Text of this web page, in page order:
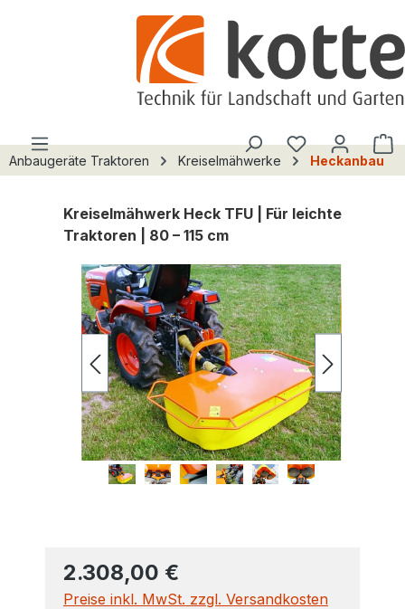
Du hast 0
Anbaugeräte Traktoren Kreiselmähwerke Heckanbau
Kreiselmähwerk Heck TFU | Für leichte
Traktoren | 80 – 115 cm
Bildergalerie überspringen
2.308,00 €
Preise inkl. MwSt. zzgl. Versandkosten